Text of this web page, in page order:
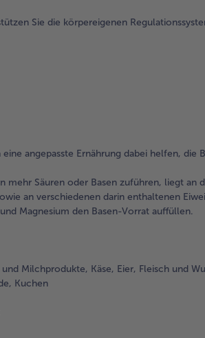
Sie die körpereigenen
angepasste Ernährung dabei helfen, die
mehr Säuren oder Basen zuführen, liegt an
an verschiedenen darin enthaltenen
Magnesium den Basen-Vorrat auffüllen.
Milchprodukte, Käse, Eier, Fleisch und
Kuchen